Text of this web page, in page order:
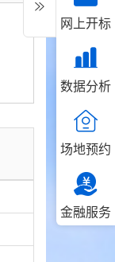
网上开标
数据分析
场地预约
金融服务